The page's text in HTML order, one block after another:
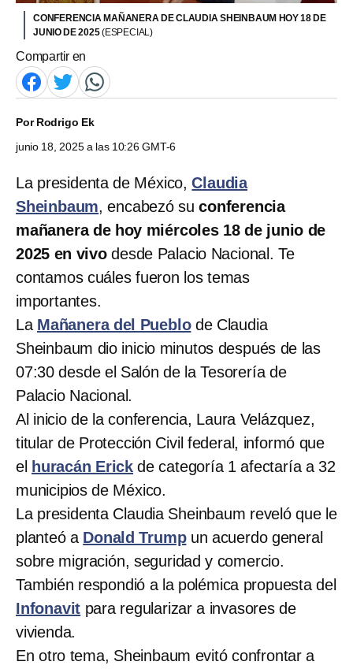
CONFERENCIA MAÑANERA DE CLAUDIA SHEINBAUM HOY 18 DE
JUNIO DE 2025(ESPECIAL)
Compartir en
PorRodrigo Ek
junio 18, 2025 a las 10:26 GMT-6
La presidenta de México,Claudia
Sheinbaum, encabezó su conferencia
mañanera de hoy miércoles 18 de junio de
2025 en vivodesde Palacio Nacional. Te
contamos cuáles fueron los temas
importantes.
La Mañanera del Pueblode Claudia
Sheinbaum dio inicio minutos después de las
07:30 desde el Salón de la Tesorería de
Palacio Nacional.
Al inicio de la conferencia, Laura Velázquez,
titular de Protección Civil federal, informó que
el huracán Erick de categoría 1 afectaría a 32
municipios de México.
La presidenta Claudia Sheinbaum reveló que le
planteó a Donald Trumpun acuerdo general
sobre migración, seguridad y comercio.
También respondió a la polémica propuesta del
Infonavit para regularizar a invasores de
vivienda.
En otro tema, Sheinbaum evitó confrontar a